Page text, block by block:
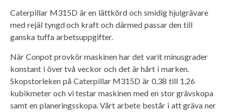
Caterpillar M315D är en lättkörd och smidig hjulgrävare
med rejäl tyngd och kraft och därmed passar den till
ganska tuffa arbetsuppgifter.
När Conpot provkör maskinen har det varit minusgrader
konstant i över två veckor och det är hårt i marken.
Skopstorleken på Caterpillar M315D är 0,38 till 1,26
kubikmeter och vi testar maskinen med en stor grävskopa
samt en planeringsskopa. Vårt arbete består i att gräva ner